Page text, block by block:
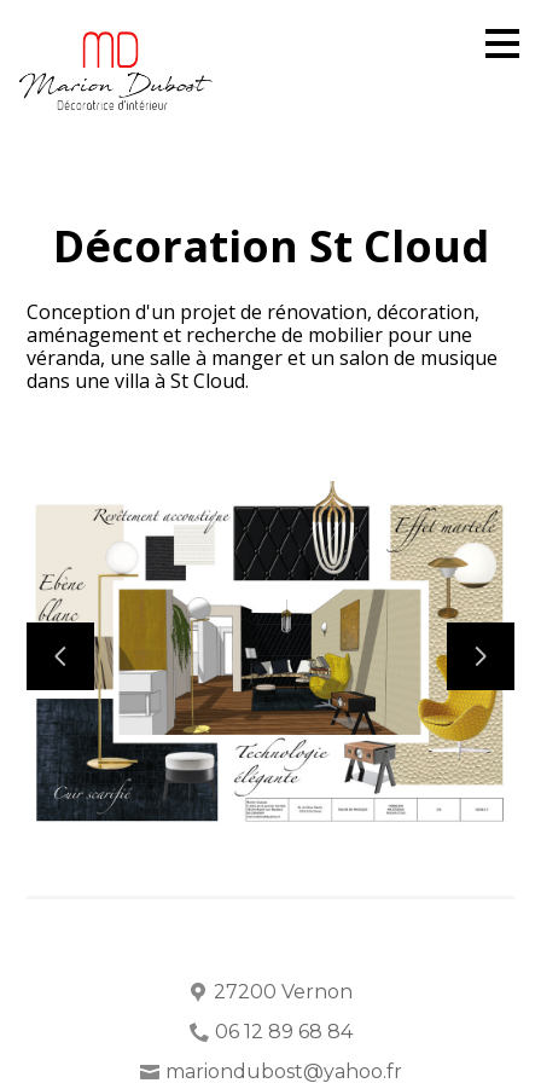
contenu
principal
ACCUEIL
À PROPOS
PRESTATIONS
RÉALISATIONS
TÉMOIGNAGES
ON PARLE DE MOI !
Décoration St Cloud
Conception d'un projet de rénovation, décoration,
aménagement et recherche de mobilier pour une
véranda, une salle à manger et un salon de musique
dans une villa à St Cloud.
27200 Vernon
06 12 89 68 84
mariondubost@yahoo.fr